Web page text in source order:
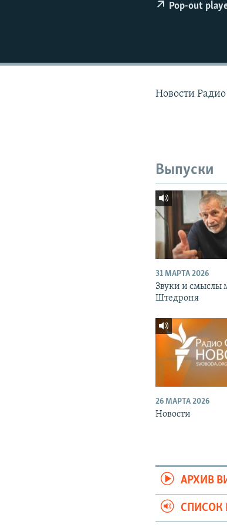
Pop-out
Новости Радио
Выпуски
31 МАРТА 2026
Звуки и смыслы
Штедроня
26 МАРТА 2026
Новости
АРХИВ
СПИСОК